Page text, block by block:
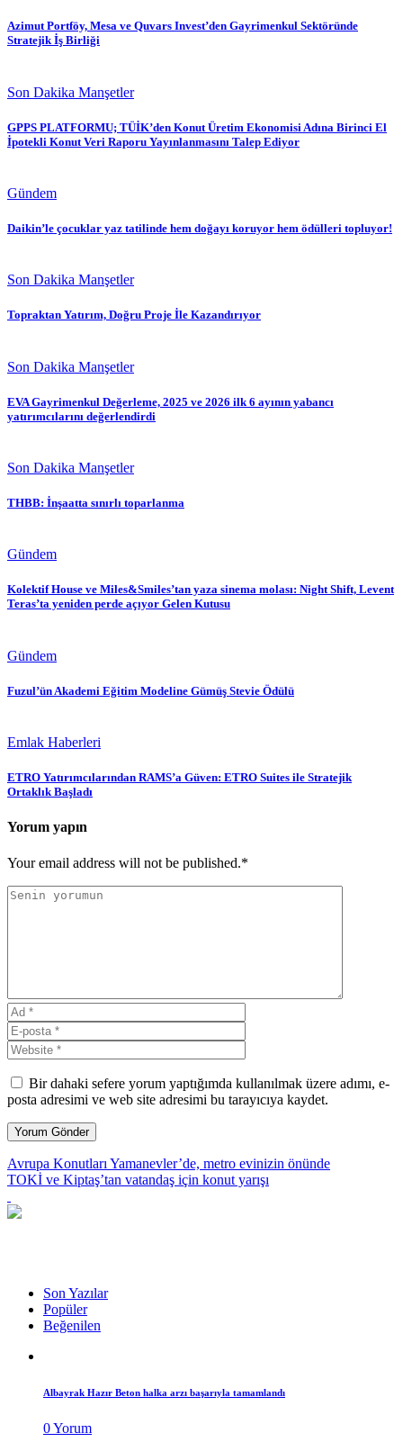
Azimut Portföy, Mesa ve Quvars Invest’den Gayrimenkul Sektöründe
Stratejik İş Birliği
Son Dakika Manşetler
GPPS PLATFORMU; TÜİK’den Konut Üretim Ekonomisi Adına Birinci El
İpotekli Konut Veri Raporu Yayınlanmasını Talep Ediyor
Gündem
Daikin’le çocuklar yaz tatilinde hem doğayı koruyor hem ödülleri topluyor!
Son Dakika Manşetler
Topraktan Yatırım, Doğru Proje İle Kazandırıyor
Son Dakika Manşetler
EVA Gayrimenkul Değerleme, 2025 ve 2026 ilk 6 ayının yabancı
yatırımcılarını değerlendirdi
Son Dakika Manşetler
THBB: İnşaatta sınırlı toparlanma
Gündem
Kolektif House ve Miles&Smiles’tan yaza sinema molası: Night Shift, Levent
Teras’ta yeniden perde açıyor Gelen Kutusu
Gündem
Fuzul’ün Akademi Eğitim Modeline Gümüş Stevie Ödülü
Emlak Haberleri
ETRO Yatırımcılarından RAMS’a Güven: ETRO Suites ile Stratejik
Ortaklık Başladı
Yorum yapın
Your email address will not be published.*
Bir dahaki sefere yorum yaptığımda kullanılmak üzere adımı, e-
posta adresimi ve web site adresimi bu tarayıcıya kaydet.
Avrupa Konutları Yamanevler’de, metro evinizin önünde
TOKİ ve Kiptaş’tan vatandaş için konut yarışı
Son Yazılar
Popüler
Beğenilen
Albayrak Hazır Beton halka arzı başarıyla tamamlandı
0 Yorum